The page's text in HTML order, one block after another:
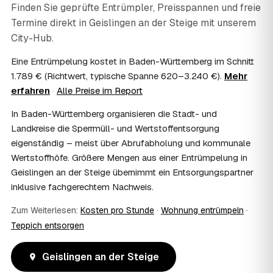
AWL Zentrum vermittelt nur die Entrümpler und ersetzt
keine Steuerberatung — die konkrete Anrechnung klären
Sie mit Ihrem Finanzamt oder Steuerberater.
Kosten?
Im Einzelfall ist das möglich — etwa bei einer
Wohnungsauflösung im Rahmen von Sozialhilfe oder
stellen Sie vor Auftragserteilung beim zuständigen Amt
und holen die Kostenübernahme schriftlich ein. AWL
Zentrum vermittelt die Entrümpler, entscheidet aber nicht
über die Kostenübernahme.
08 Bekomme ich einen Entsorgungsnachweis?
Ja. Die Partner entsorgen über zugelassene Höfe und
wichtig zum Beispiel für Vermieter, Nachlassverwaltung
oder die eigene Dokumentation.
Nicht zwingend. Viele Kunden in Geislingen an der Steige
sind nur zur Übergabe und zum Abschluss vor Ort; den
Finden Sie geprüfte Entrümpler, Preisspannen und freie
Termine direkt in Geislingen an der Steige mit unserem
City-Hub.
Eine Entrümpelung kostet in Baden-Württemberg im Schnitt
1.789 € (Richtwert, typische Spanne 620–3.240 €). Mehr
erfahren · Alle Preise im Report
In Baden-Württemberg organisieren die Stadt- und
Landkreise die Sperrmüll- und Wertstoffentsorgung
eigenständig – meist über Abrufabholung und kommunale
Wertstoffhöfe. Größere Mengen aus einer Entrümpelung in
Geislingen an der Steige übernimmt ein Entsorgungspartner
inklusive fachgerechtem Nachweis.
Zum Weiterlesen: Kosten pro Stunde · Wohnung entrümpeln ·
Teppich entsorgen
Geislingen an der Steige